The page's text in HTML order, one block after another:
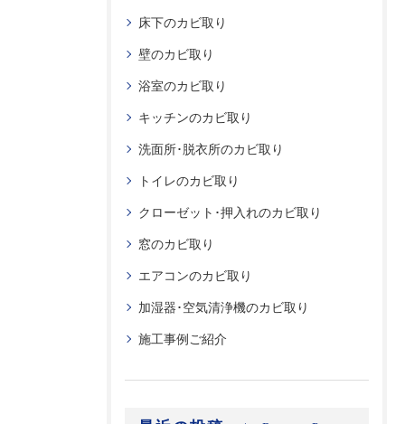
床下のカビ取り
壁のカビ取り
浴室のカビ取り
キッチンのカビ取り
洗面所･脱衣所のカビ取り
トイレのカビ取り
クローゼット･押入れのカビ取り
窓のカビ取り
エアコンのカビ取り
加湿器･空気清浄機のカビ取り
施工事例ご紹介